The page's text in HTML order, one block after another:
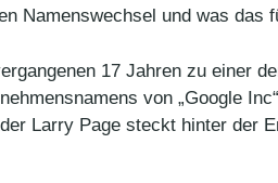
Namenswechsel und was das
17 Jahren zu einer
von „Google
Larry Page steckt hinter der